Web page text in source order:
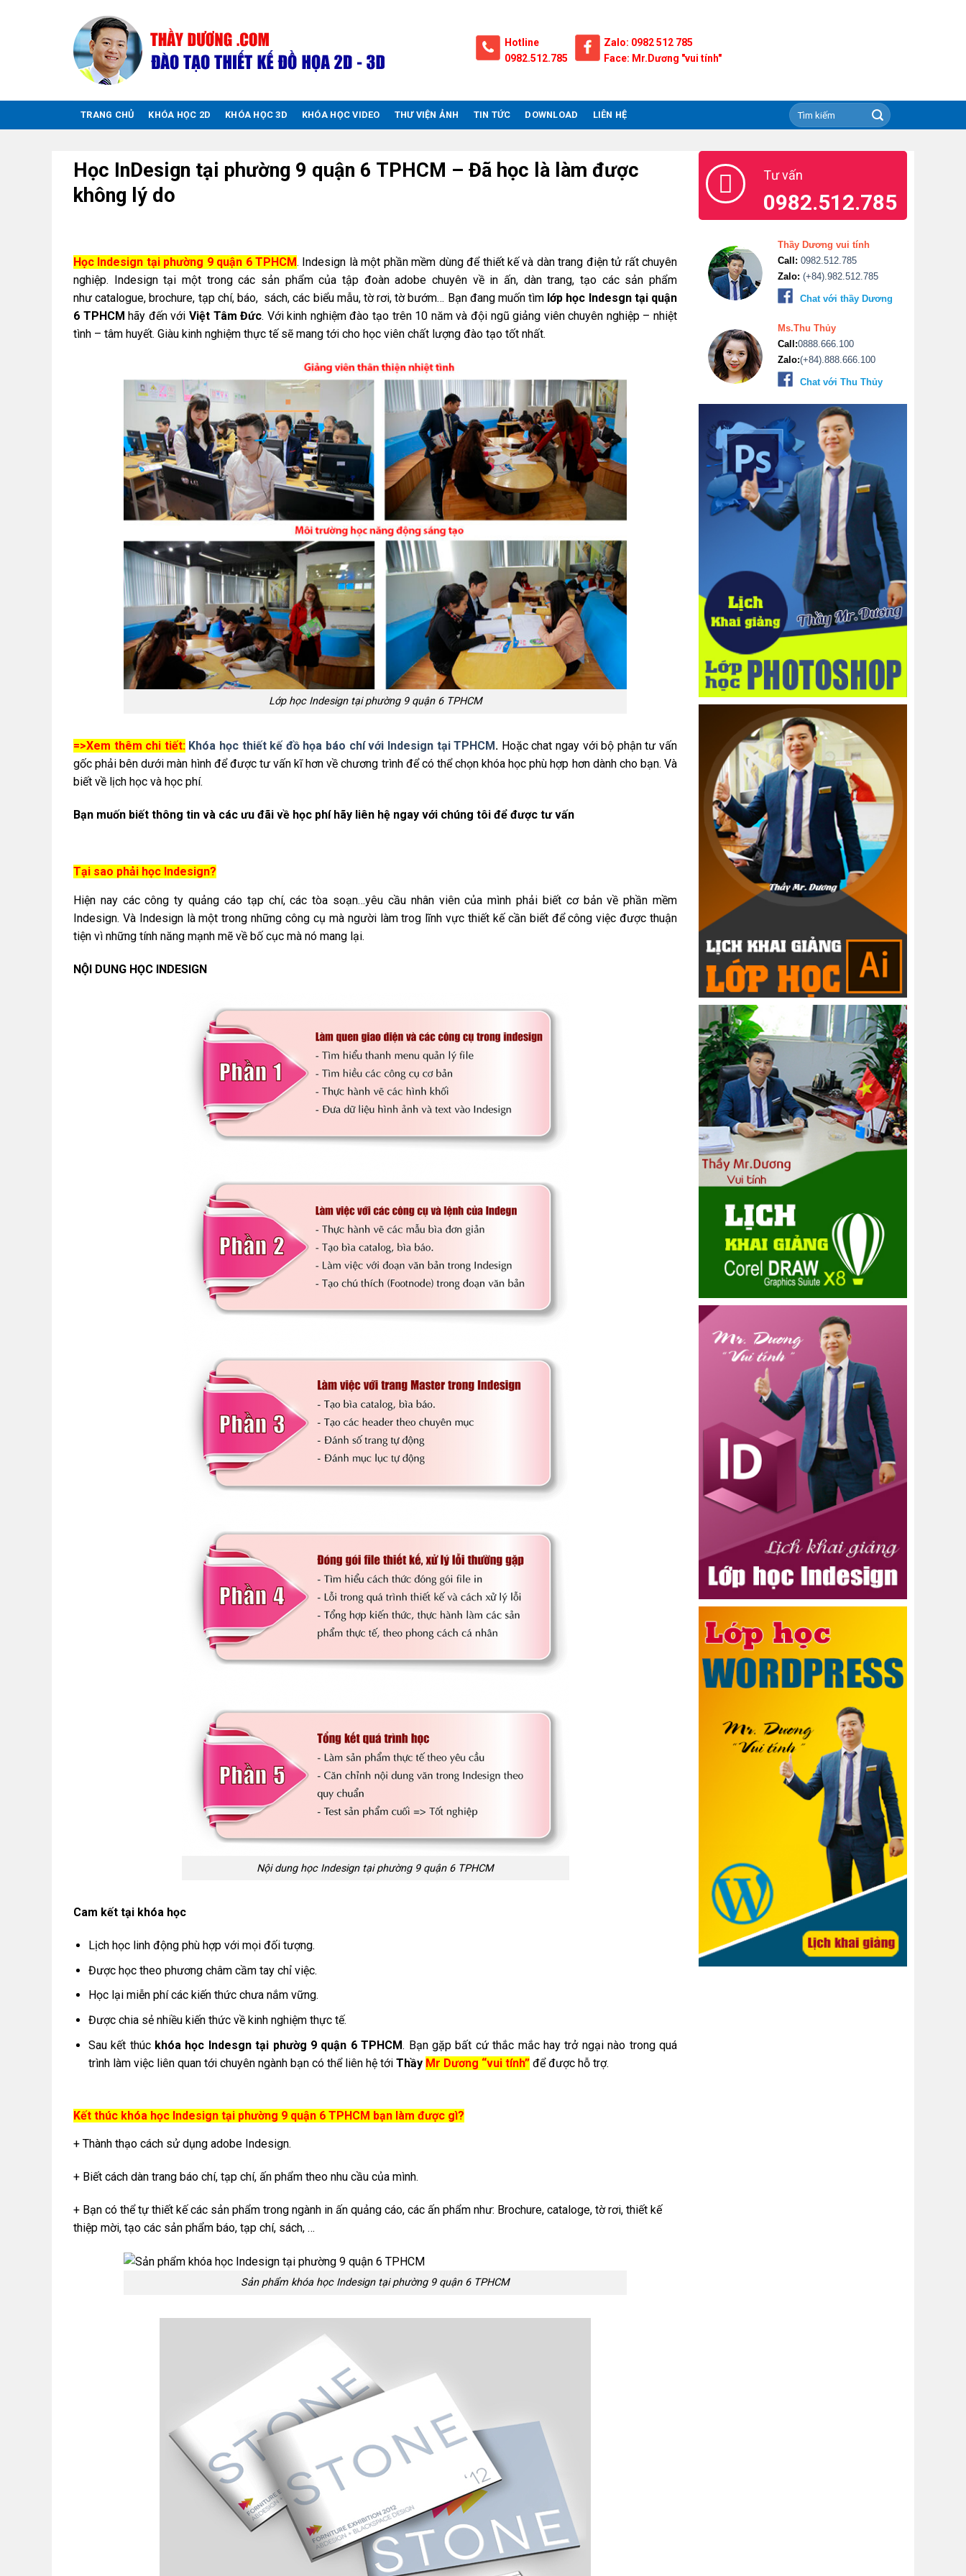
Hotline
0982.512.785
Zalo: 0982 512 785
Face: Mr.Dương "vui tính"
TRANG CHỦ KHÓA HỌC 2D KHÓA HỌC 3D KHÓA HỌC VIDEO THƯ VIỆN ẢNH TIN TỨC DOWNLOAD LIÊN HỆ
Học InDesign tại phường 9 quận 6 TPHCM – Đã học là làm được
không lý do
Học Indesign tại phường 9 quận 6 TPHCM. Indesign là một phần mềm dùng để thiết kế và dàn trang điện tử rất chuyên
nghiệp. Indesign tại một trong các sản phẩm của tập đoàn adobe chuyên về in ấn, dàn trang, tạo các sản phẩm
như catalogue, brochure, tạp chí, báo, sách, các biểu mẫu, tờ rơi, tờ bướm… Bạn đang muốn tìm lớp học Indesgn tại quận
6 TPHCM hãy đến với Việt Tâm Đức. Với kinh nghiệm đào tạo trên 10 năm và đội ngũ giảng viên chuyên nghiệp – nhiệt
tình – tâm huyết. Giàu kinh nghiệm thực tế sẽ mang tới cho học viên chất lượng đào tạo tốt nhất.
Lớp học Indesign tại phường 9 quận 6 TPHCM
=>Xem thêm chi tiết: Khóa học thiết kế đồ họa báo chí với Indesign tại TPHCM. Hoặc chat ngay với bộ phận tư vấn
gốc phải bên dưới màn hình để được tư vấn kĩ hơn về chương trình để có thể chọn khóa học phù hợp hơn dành cho bạn. Và
biết về lịch học và học phí.
Bạn muốn biết thông tin và các ưu đãi về học phí hãy liên hệ ngay với chúng tôi để được tư vấn
Tại sao phải học Indesign?
Hiện nay các công ty quảng cáo tạp chí, các tòa soạn…yêu cầu nhân viên của mình phải biết cơ bản về phần mềm
Indesign. Và Indesign là một trong những công cụ mà người làm trog lĩnh vực thiết kế cần biết để công việc được thuận
tiện vì những tính năng mạnh mẽ về bố cục mà nó mang lại.
NỘI DUNG HỌC INDESIGN
Nội dung học Indesign tại phường 9 quận 6 TPHCM
Cam kết tại khóa học
Lịch học linh động phù hợp với mọi đối tượng.
Được học theo phương châm cầm tay chỉ việc.
Học lại miễn phí các kiến thức chưa nắm vững.
Được chia sẻ nhiều kiến thức về kinh nghiệm thực tế.
Sau kết thúc khóa học Indesgn tại phườg 9 quận 6 TPHCM. Bạn gặp bất cứ thắc mắc hay trở ngại nào trong quá
trình làm việc liên quan tới chuyên ngành bạn có thể liên hệ tới Thầy Mr Dương “vui tính”để được hỗ trợ.
Kết thúc khóa học Indesign tại phường 9 quận 6 TPHCM bạn làm được gì?
+ Thành thạo cách sử dụng adobe Indesign.
+ Biết cách dàn trang báo chí, tạp chí, ấn phẩm theo nhu cầu của mình.
+ Bạn có thể tự thiết kế các sản phẩm trong ngành in ấn quảng cáo, các ấn phẩm như: Brochure, cataloge, tờ rơi, thiết kế
thiệp mời, tạo các sản phẩm báo, tạp chí, sách, …
Sản phẩm khóa học Indesign tại phường 9 quận 6 TPHCM
Tư vấn
0982.512.785
Thầy Dương vui tính
Call: 0982.512.785
Zalo: (+84).982.512.785
Chat với thầy Dương
Ms.Thu Thủy
Call:0888.666.100
Zalo:(+84).888.666.100
Chat với Thu Thủy